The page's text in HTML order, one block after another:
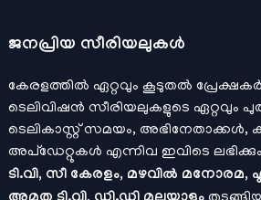
ജനപ്രിയ സീരിയലുകള്‍
കേരളത്തിൽ ഏറ്റവും കൂടുതൽ
ടെലിവിഷൻ സീരിയലുകളുടെ ഏറ്റവും
ടെലികാസ്റ്റ് സമയം,
അപ്ഡേറ്റുകൾ എന്നിവ ഇവിടെ
ടി.വി, സീ കേരളം, മഴവിൽ മനോരമ,